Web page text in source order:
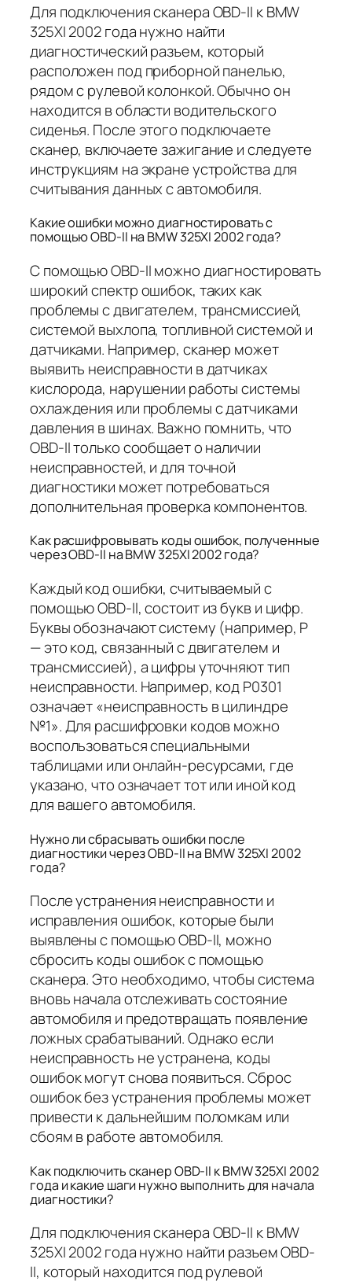
Для подключения сканера OBD-II к BMW
325XI 2002 года нужно найти
диагностический разъем, который
расположен под приборной панелью,
рядом с рулевой колонкой. Обычно он
находится в области водительского
сиденья. После этого подключаете
сканер, включаете зажигание и следуете
инструкциям на экране устройства для
считывания данных с автомобиля.
Какие ошибки можно диагностировать с
помощью OBD-II на BMW 325XI 2002 года?
С помощью OBD-II можно диагностировать
широкий спектр ошибок, таких как
проблемы с двигателем, трансмиссией,
системой выхлопа, топливной системой и
датчиками. Например, сканер может
выявить неисправности в датчиках
кислорода, нарушении работы системы
охлаждения или проблемы с датчиками
давления в шинах. Важно помнить, что
OBD-II только сообщает о наличии
неисправностей, и для точной
диагностики может потребоваться
дополнительная проверка компонентов.
Как расшифровывать коды ошибок, полученные
через OBD-II на BMW 325XI 2002 года?
Каждый код ошибки, считываемый с
помощью OBD-II, состоит из букв и цифр.
Буквы обозначают систему (например, P
— это код, связанный с двигателем и
трансмиссией), а цифры уточняют тип
неисправности. Например, код P0301
означает «неисправность в цилиндре
№1». Для расшифровки кодов можно
воспользоваться специальными
таблицами или онлайн-ресурсами, где
указано, что означает тот или иной код
для вашего автомобиля.
Нужно ли сбрасывать ошибки после
диагностики через OBD-II на BMW 325XI 2002
года?
После устранения неисправности и
исправления ошибок, которые были
выявлены с помощью OBD-II, можно
сбросить коды ошибок с помощью
сканера. Это необходимо, чтобы система
вновь начала отслеживать состояние
автомобиля и предотвращать появление
ложных срабатываний. Однако если
неисправность не устранена, коды
ошибок могут снова появиться. Сброс
ошибок без устранения проблемы может
привести к дальнейшим поломкам или
сбоям в работе автомобиля.
Как подключить сканер OBD-II к BMW 325XI 2002
года и какие шаги нужно выполнить для начала
диагностики?
Для подключения сканера OBD-II к BMW
325XI 2002 года нужно найти разъем OBD-
II, который находится под рулевой